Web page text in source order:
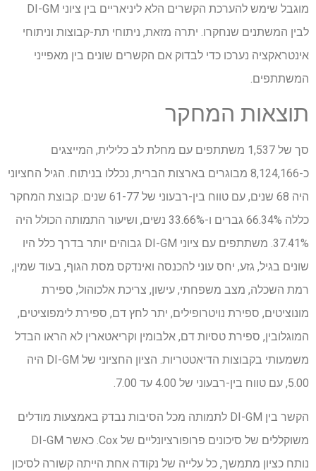
מוגבל שימש להערכת הקשרים הלא ליניאריים בין ציוני DI-GM
לבין המשתנים שנחקרו. יתרה מזאת, ניתוחי תת-קבוצות וניתוחי
אינטראקציה נערכו כדי לבדוק אם הקשרים שונים בין מאפייני
המשתתפים.
תוצאות המחקר
סך של 1,537 משתתפים עם מחלת לב כלילית, המייצגים
כ-8,124,166 מבוגרים בארצות הברית, נכללו בניתוח. הגיל החציוני
היה 68 שנים, עם טווח בין-רבעוני של 61-77 שנים. קבוצת המחקר
כללה 66.34% גברים ו-33.66% נשים, ושיעור התמותה הכולל היה
37.41%. משתתפים עם ציוני DI-GM גבוהים יותר בדרך כלל היו
שונים בגיל, גזע, יחס עוני להכנסה ואינדקס מסת הגוף, בעוד שמין,
רמת השכלה, מצב משפחתי, עישון, צריכת אלכוהול, ספירת
מונוציטים, ספירת נויטרופילים, יתר לחץ דם, ספירת לימפוציטים,
המוגלובין, ספירת טסיות דם, אלבומין וקריאטארין לא הראו הבדל
משמעותי בקבוצות הדיאטטריות. הציון החציוני של DI-GM היה
5.00, עם טווח בין-רבעוני של 4.00 עד 7.00.
הקשר בין DI-GM לתמותה מכל הסיבות נבדק באמצעות מודלים
משוקללים של סיכונים פרופורציונליים של Cox. כאשר DI-GM
נותח כציון מתמשך, כל עלייה של נקודה אחת הייתה קשורה לסיכון